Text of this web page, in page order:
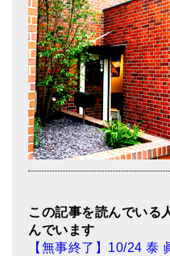
この記事を読んでいる
んでいます
【無事終了】10/24 泰